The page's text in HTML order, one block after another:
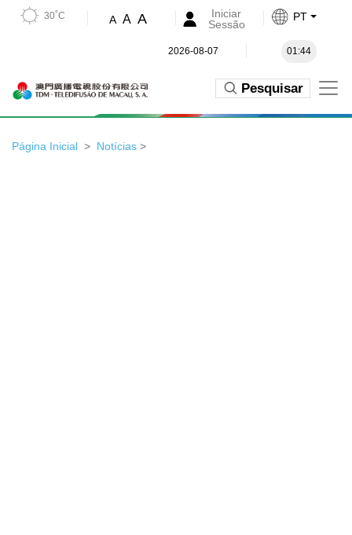
30˚C A A A
Iniciar
Sessão
PT
2026-08-07 01:44
Pesquisar
Página Inicial Notícias >